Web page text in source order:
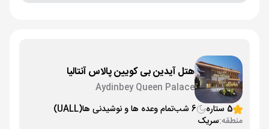
هتل آیدین بی کویین پالاس آنتالیا
Aydinbey Queen Palace
5 ستاره
6 شب تمام وعده ها و نوشیدنی ها(UALL)
منطقه:سریک